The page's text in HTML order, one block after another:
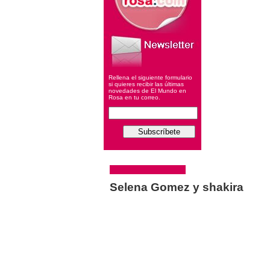
Rellena el siguiente formulario
si quieres recibir las últimas
novedades de El Mundo en
Rosa en tu correo.
Selena Gomez y shakira